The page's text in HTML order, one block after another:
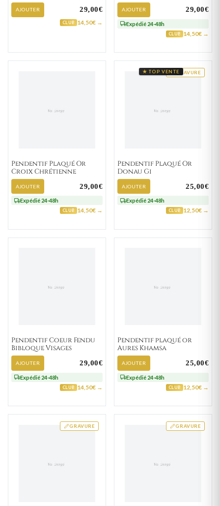
AJOUTER 29,00€
CLUB 14,50€ →
AJOUTER 29,00€
Expédié 24-48h
CLUB 14,50€ →
Pendentif Plaqué Or
Croix Chrétienne
AJOUTER 29,00€
Expédié 24-48h
CLUB 14,50€ →
GRAVURE
★ TOP VENTE
Pendentif Plaqué Or
Donau Gi
AJOUTER 25,00€
Expédié 24-48h
CLUB 12,50€ →
Pendentif Coeur Fendu
Bibloque Visages
AJOUTER 29,00€
Expédié 24-48h
CLUB 14,50€ →
Pendentif plaqué or
Aures Khamsa
AJOUTER 25,00€
Expédié 24-48h
CLUB 12,50€ →
GRAVURE GRAVURE